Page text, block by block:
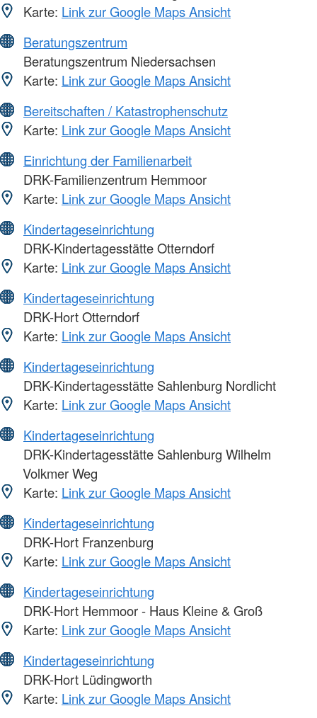
Karte: Link zur Google Maps Ansicht
Beratungszentrum
Beratungszentrum Niedersachsen
Karte: Link zur Google Maps Ansicht
Bereitschaften / Katastrophenschutz
Karte: Link zur Google Maps Ansicht
Einrichtung der Familienarbeit
DRK-Familienzentrum Hemmoor
Karte: Link zur Google Maps Ansicht
Kindertageseinrichtung
DRK-Kindertagesstätte Otterndorf
Karte: Link zur Google Maps Ansicht
Kindertageseinrichtung
DRK-Hort Otterndorf
Karte: Link zur Google Maps Ansicht
Kindertageseinrichtung
DRK-Kindertagesstätte Sahlenburg Nordlicht
Karte: Link zur Google Maps Ansicht
Kindertageseinrichtung
DRK-Kindertagesstätte Sahlenburg Wilhelm
Volkmer Weg
Karte: Link zur Google Maps Ansicht
Kindertageseinrichtung
DRK-Hort Franzenburg
Karte: Link zur Google Maps Ansicht
Kindertageseinrichtung
DRK-Hort Hemmoor - Haus Kleine & Groß
Karte: Link zur Google Maps Ansicht
Kindertageseinrichtung
DRK-Hort Lüdingworth
Karte: Link zur Google Maps Ansicht